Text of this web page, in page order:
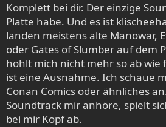
Komplett bei dir. Der einzige
Platte habe. Und es ist
landen meistens alte Manowar,
oder Gates of Slumber auf dem
hohlt mich nicht mehr so ab wie
ist eine Ausnahme. Ich schaue
Conan Comics oder ähnliches
Soundtrack mir anhöre, spielt
bei mir Kopf ab.